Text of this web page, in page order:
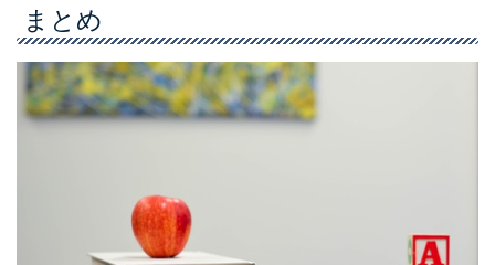
まとめ